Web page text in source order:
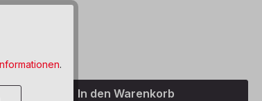
Gib den gewünschten Wert
In den Warenkorb
.